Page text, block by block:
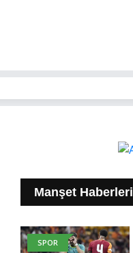
Manşet Haberleri
SPOR